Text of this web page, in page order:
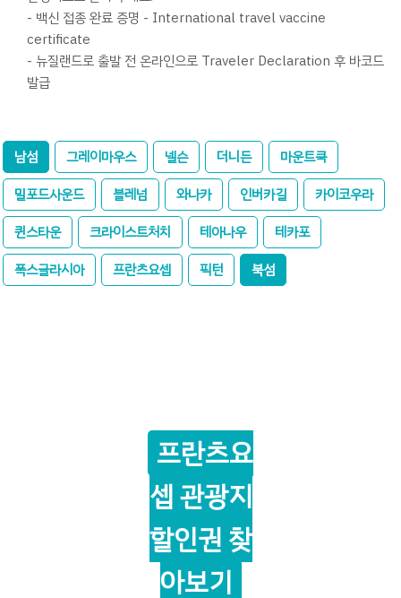
- 백신 접종 완료 증명 - International travel vaccine
certificate
- 뉴질랜드로 출발 전 온라인으로 Traveler Declaration 후 바코드
발급
남섬 그레이마우스 넬슨 더니든
마운트쿡
밀포드사운드
블레넘 와나카 인버카길
카이코우라
퀸스타운
크라이스트처치 테아나우
테카포
폭스글라시아
프란츠요셉 픽턴 북섬
프란츠요
셉 관광지
할인권 찾
아보기